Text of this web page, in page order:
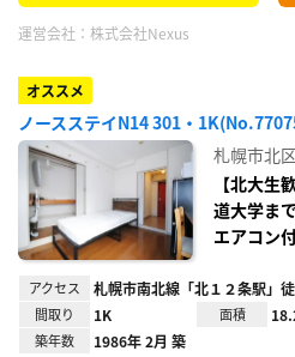
運営会社： 株式会社Nexus
オススメ
ノースステイN14 301・
札幌市北区
【北大生
道大学ま
エアコン
アクセス 札幌市南北線「北１２条駅」
間取り 1K 面積
築年数 1986年 2月 築